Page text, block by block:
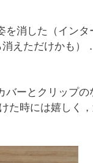
を消した（インタ
えただけかも）
ーとクリップの
た時には嬉しく